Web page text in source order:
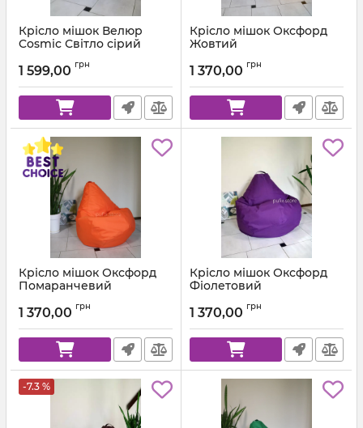
Крісло мішок Велюр
Cosmic Світло сірий
1 599,00 грн
Крісло мішок Оксфорд
Жовтий
1 370,00 грн
Крісло мішок Оксфорд
Помаранчевий
1 370,00 грн
Крісло мішок Оксфорд
Фіолетовий
1 370,00 грн
-7.3 %